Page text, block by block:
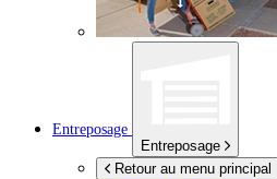
Entreposage
Entreposage
Retour au menu principal